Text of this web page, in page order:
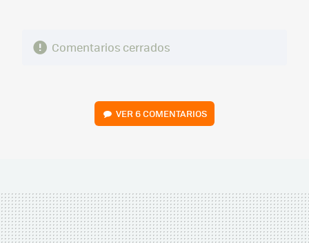
Comentarios cerrados
VER6 COMENTARIOS